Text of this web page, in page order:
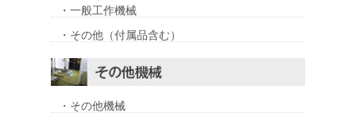
・一般工作機械
・その他（付属品含む）
・その他機械